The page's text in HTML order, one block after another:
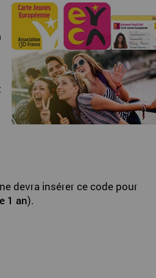
devra insérer ce code pour
1 an).